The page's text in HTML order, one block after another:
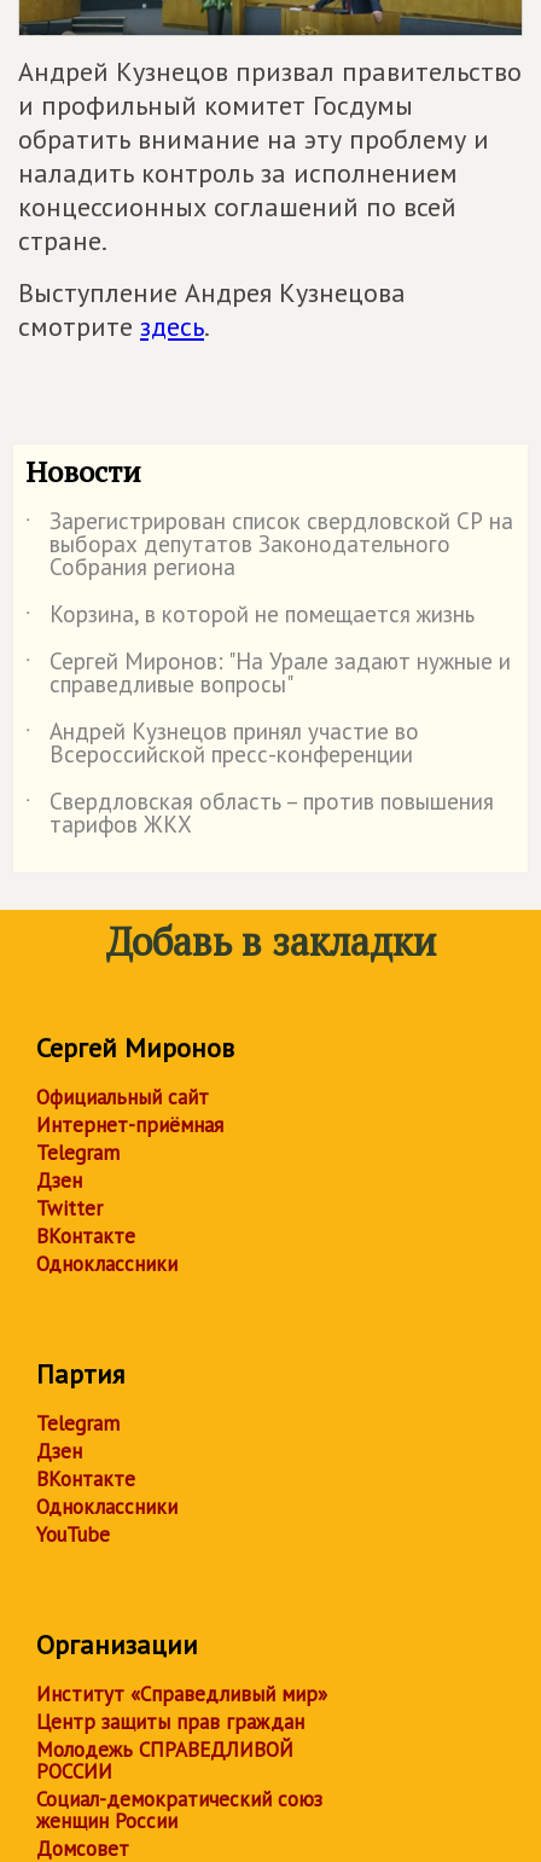
Андрей Кузнецов призвал правительство
и профильный комитет Госдумы
обратить внимание на эту проблему и
наладить контроль за исполнением
концессионных соглашений по всей
стране.
Выступление Андрея Кузнецова
смотрите здесь.
Новости
˙ Зарегистрирован список свердловской СР на
выборах депутатов Законодательного
Собрания региона
˙
Корзина, в которой не помещается жизнь
˙
Сергей Миронов: "На Урале задают нужные и
справедливые вопросы"
˙
Андрей Кузнецов принял участие во
Всероссийской пресс-конференции
˙
Свердловская область – против повышения
тарифов ЖКХ
Добавь в закладки
Сергей Миронов
Официальный сайт
Интернет-приёмная
Telegram
Дзен
Twitter
ВКонтакте
Одноклассники
Партия
Telegram
Дзен
ВКонтакте
Одноклассники
YouTube
Организации
Институт «Справедливый мир»
Центр защиты прав граждан
Молодежь СПРАВЕДЛИВОЙ
РОССИИ
Социал-демократический союз
женщин России
Домсовет